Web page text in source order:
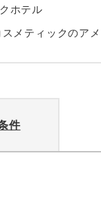
ホテル
メティックのアメ
件